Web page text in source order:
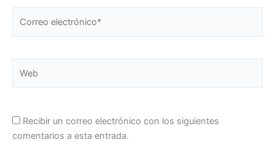
electrónico*
Recibir un correo electrónico con los siguientes
comentarios a esta entrada.